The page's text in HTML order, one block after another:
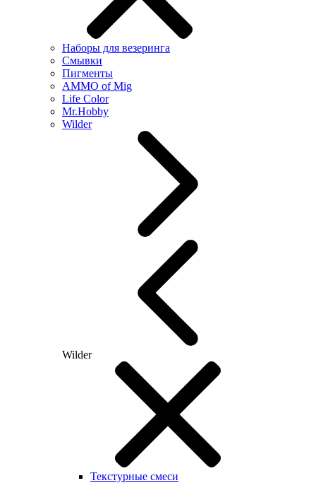
Наборы для везеринга
Смывки
Пигменты
AMMO of Mig
Life Color
Mr.Hobby
Wilder
Wilder
Текстурные смеси